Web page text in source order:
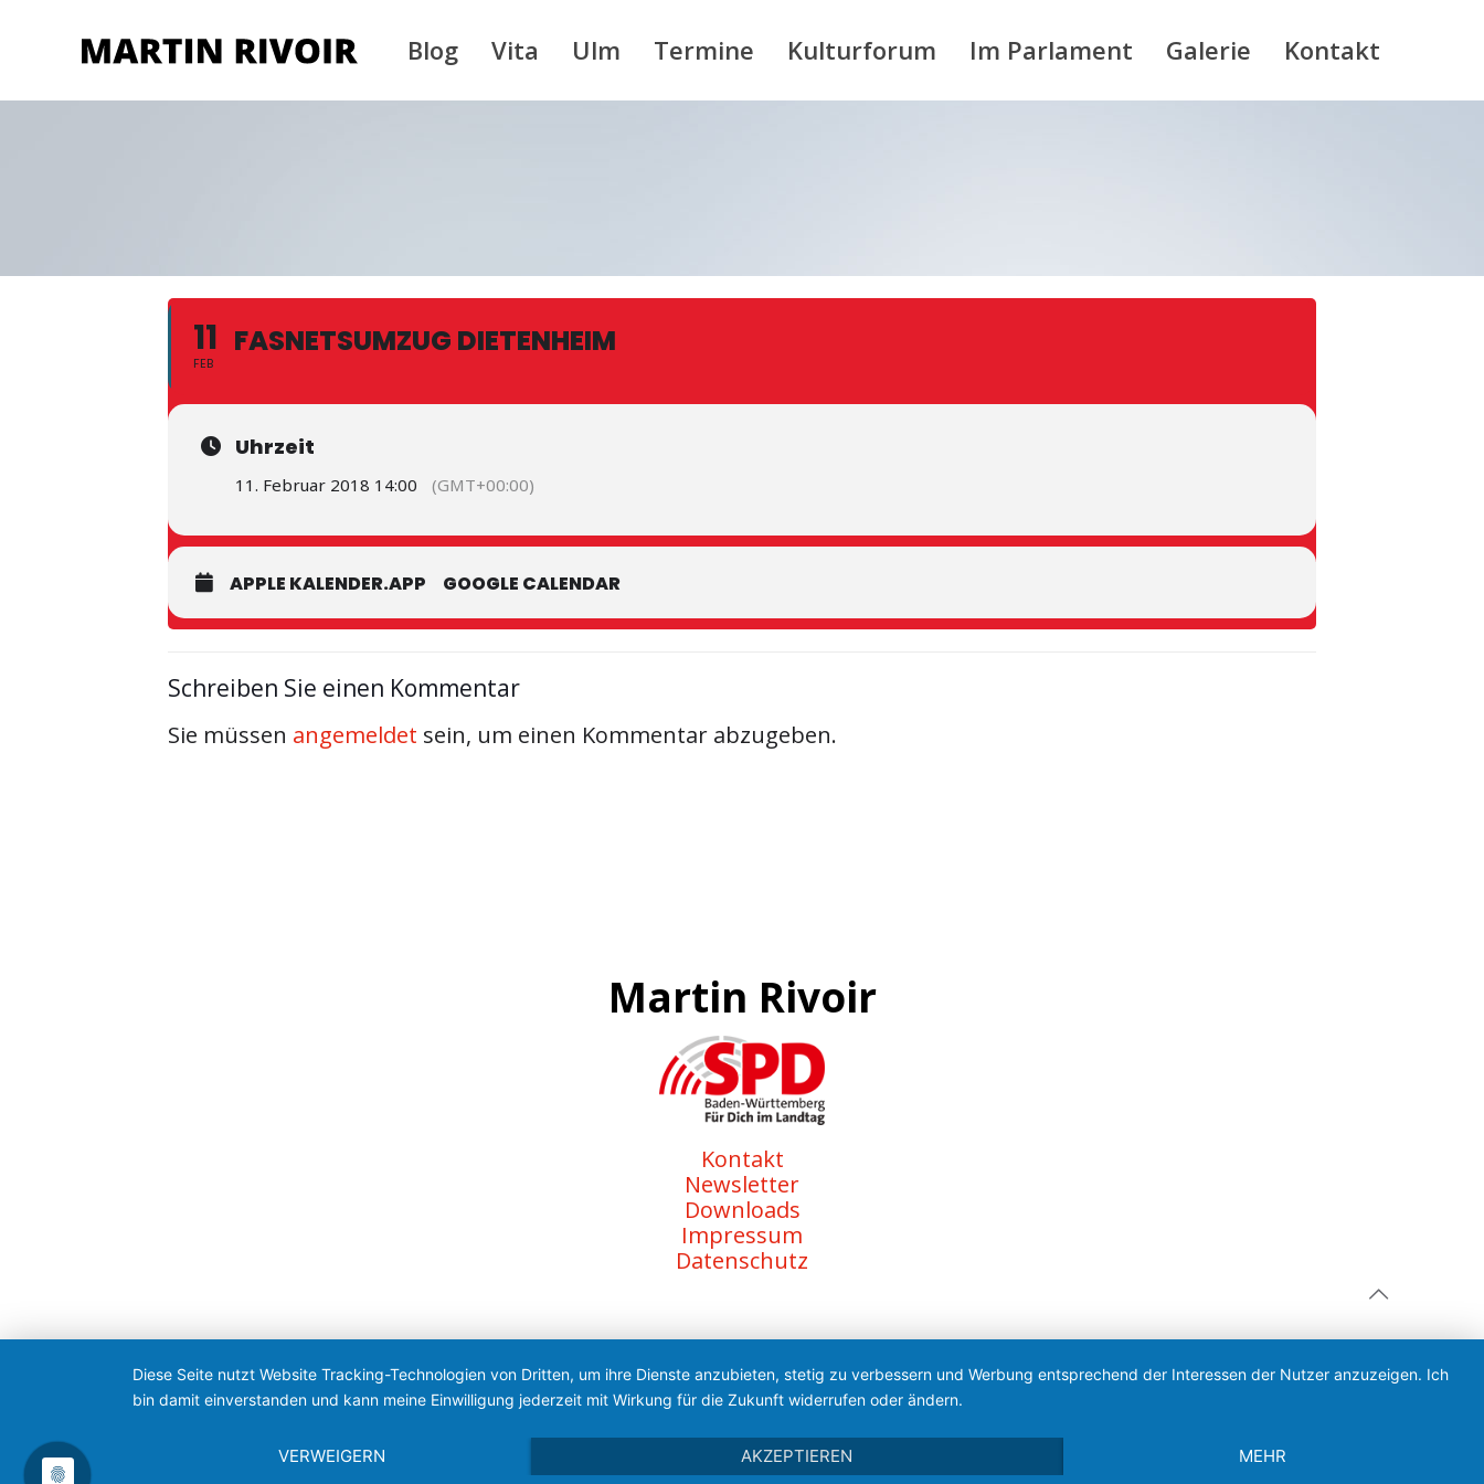
Blog Vita Ulm Termine Kulturforum Im Parlament Galerie Kontakt
11
FEB
FASNETSUMZUG DIETENHEIM
Uhrzeit
11. Februar 2018 14:00 (GMT+00:00)
APPLE KALENDER.APP GOOGLE CALENDAR
Schreiben Sie einen Kommentar
Sie müssen angemeldet sein, um einen Kommentar abzugeben.
Martin Rivoir
Kontakt
Newsletter
Downloads
Impressum
Datenschutz
Diese Seite nutzt Website Tracking-Technologien von Dritten, um ihre Dienste anzubieten, stetig zu verbessern und Werbung entsprechend der Interessen der Nutzer anzuzeigen. Ich
bin damit einverstanden und kann meine Einwilligung jederzeit mit Wirkung für die Zukunft widerrufen oder ändern.
VERWEIGERN AKZEPTIEREN MEHR